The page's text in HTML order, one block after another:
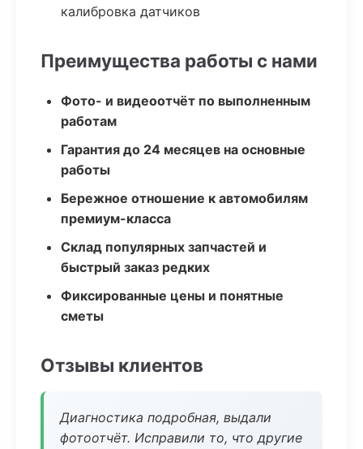
калибровка датчиков
Преимущества работы с нами
Фото- и видеоотчёт по выполненным
работам
Гарантия до 24 месяцев на основные
работы
Бережное отношение к автомобилям
премиум-класса
Склад популярных запчастей и
быстрый заказ редких
Фиксированные цены и понятные
сметы
Отзывы клиентов
Диагностика подробная, выдали
фотоотчёт. Исправили то, что другие